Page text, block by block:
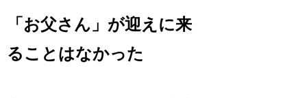
「お父さん」が迎えに来
ることはなかった